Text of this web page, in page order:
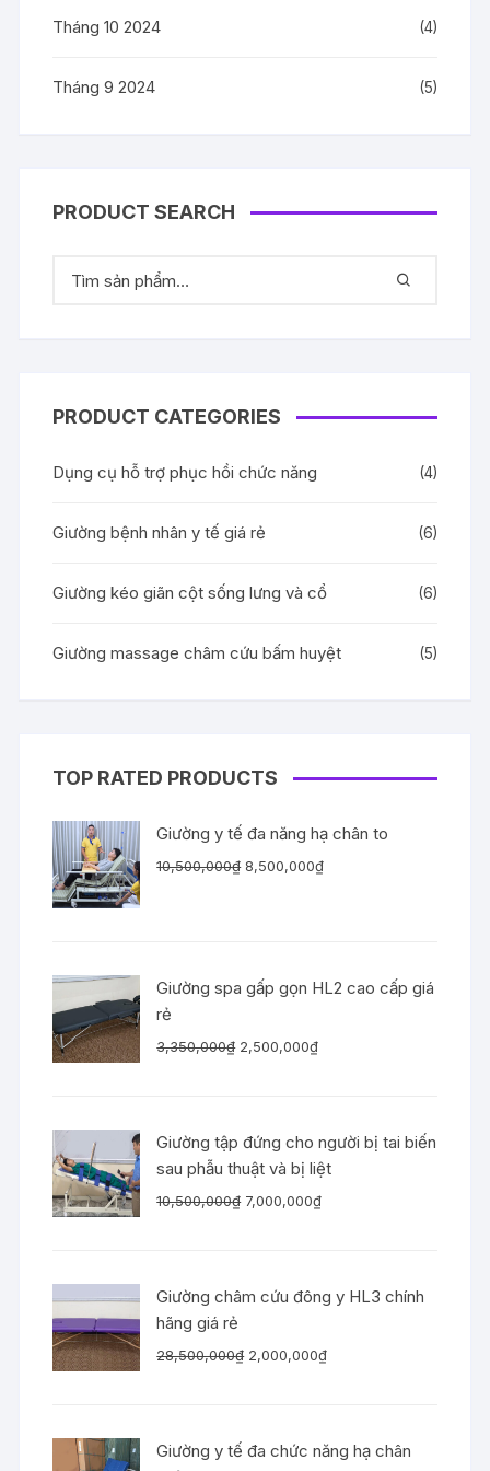
Tháng 10 2024 (4)
Tháng 9 2024 (5)
PRODUCT SEARCH
PRODUCT CATEGORIES
Dụng cụ hỗ trợ phục hồi chức năng (4)
Giường bệnh nhân y tế giá rẻ (6)
Giường kéo giãn cột sống lưng và cổ (6)
Giường massage châm cứu bấm huyệt (5)
TOP RATED PRODUCTS
Giường y tế đa năng hạ chân to
10,500,000₫ Giá
8,500,000₫Giá
Giường spa gấp gọn HL2 cao cấp giá
rẻ
3,350,000₫ Giá
2,500,000₫Giá
2,500,000₫.
Giường tập đứng cho người bị tai biến
sau phẫu thuật và bị liệt
10,500,000₫ Giá
7,000,000₫Giá
7,000,000₫.
Giường châm cứu đông y HL3 chính
hãng giá rẻ
28,500,000₫ Giá
2,000,000₫Giá
2,000,000₫.
Giường y tế đa chức năng hạ chân